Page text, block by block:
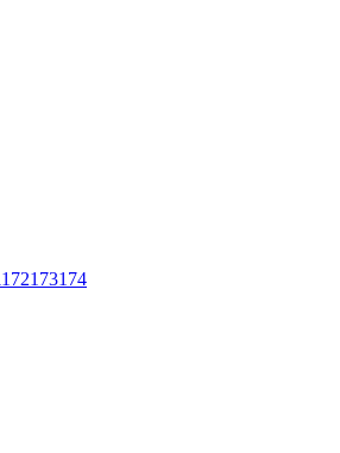
172173174